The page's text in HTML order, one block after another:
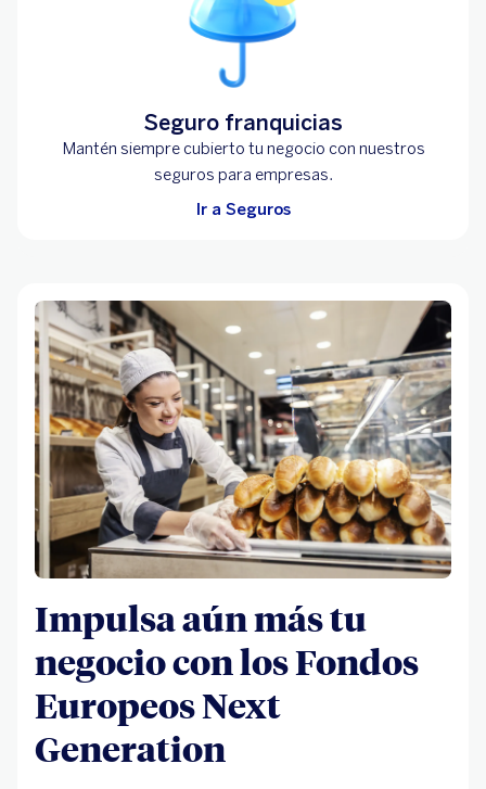
Seguro franquicias
Mantén siempre cubierto tu negocio con nuestros
seguros para empresas.
Ir a Seguros
Impulsa aún más tu
negocio con los Fondos
Europeos Next
Generation